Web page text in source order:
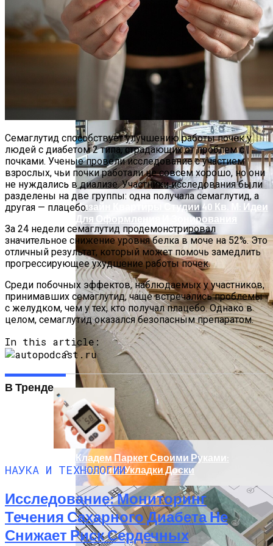
Молодые Люди С Увеличенным Левым
Гиппокампом Склонны К Усилению
Симптомов Депрессии В Сложных
Жизненных Обстоятельствах
Кишечные Бактерии Влияют На
Реакцию На Иммунотерапию У
Пациентов С Мезотелиомой
Дизайн Квартиры Студии 40 Кв. М: Идеи
Для Оформления И Зонирования
Кладем Паркет Своими Руками:
Методика Укладки Доски
Семаглутид способствует улучшению работы почек у
людей с диабетом 2 типа, страдающих от проблем с
почками. Ученые провели исследование с участием
взрослых, чьи почки работали не совсем хорошо, но они
не нуждались в диализе. Участники исследования были
разделены на две группы: одна получала семаглутид, а
другая — плацебо.
За 24 недели семаглутид продемонстрировал
значительное снижение уровня белка в моче на 52%. Это
отличный результат, который может помочь замедлить
прогрессирующее ухудшение работы почек.
Среди побочных эффектов, наблюдаемых у участников,
принимавших семаглутид, чаще встречались проблемы
с желудком, чем у тех, кто получал плацебо. Однако в
целом, семаглутид оказался безопасным препаратом.
In this article:
В Тренде
НАУКА И ТЕХНОЛОГИИ
Исследование: Мониторинг
Течения Сахарного Диабета Не
Снижает Риск Сердечных